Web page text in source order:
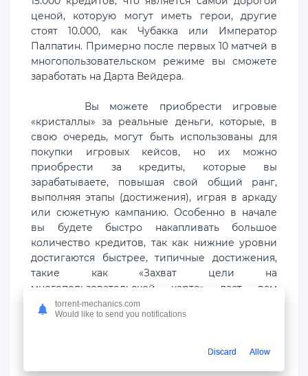
ценой, которую могут иметь герои, другие
стоят 10.000, как Чубакка или Император
Палпатин. Примерно после первых 10 матчей в
многопользовательском режиме вы сможете
заработать на Дарта Вейдера.
Вы можете приобрести игровые
«кристаллы» за реальные деньги, которые, в
свою очередь, могут быть использованы для
покупки игровых кейсов, но их можно
приобрести за кредиты, которые вы
зарабатываете, повышая свой общий ранг,
выполняя этапы (достижения), играя в аркаду
или сюжетную кампанию. Особенно в начале
вы будете быстро накапливать большое
количество кредитов, так как нижние уровни
достигаются быстрее, типичные достижения,
такие как «Захват цели на
многопользовательской карте» даст вам
кредиты в качестве награды. Кроме покупки
кристаллов, которые можно потратить на 3
солдат», «Кейс для героев» и «Кейс для
torrent-mechanics.com
Would like to send you notifications
Discard Allow